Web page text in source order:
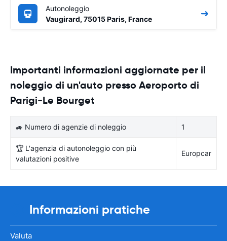
Autonoleggio
Vaugirard, 75015 Paris, France
Importanti informazioni aggiornate per il
noleggio di un'auto presso Aeroporto di
Parigi-Le Bourget
🚙 Numero di agenzie di noleggio 1
🏆 L'agenzia di autonoleggio con più
valutazioni positive
Europcar
Informazioni pratiche
Valuta